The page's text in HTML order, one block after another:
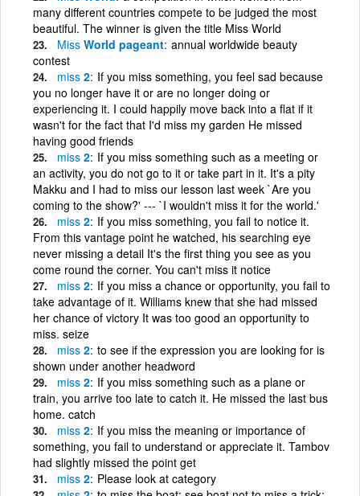
many different countries compete to be judged the most
beautiful. The winner is given the title Miss World
Miss World pageant annual worldwide beauty
contest
miss 2 If you miss something, you feel sad because
you no longer have it or are no longer doing or
experiencing it. I could happily move back into a flat if it
wasn't for the fact that I'd miss my garden He missed
having good friends
miss 2 If you miss something such as a meeting or
an activity, you do not go to it or take part in it. It's a pity
Makku and I had to miss our lesson last week `Are you
coming to the show?' --- `I wouldn't miss it for the world.'
miss 2 If you miss something, you fail to notice it.
From this vantage point he watched, his searching eye
never missing a detail It's the first thing you see as you
come round the corner. You can't miss it notice
miss 2 If you miss a chance or opportunity, you fail to
take advantage of it. Williams knew that she had missed
her chance of victory It was too good an opportunity to
miss. seize
miss 2 to see if the expression you are looking for is
shown under another headword
miss 2 If you miss something such as a plane or
train, you arrive too late to catch it. He missed the last bus
home. catch
miss 2 If you miss the meaning or importance of
something, you fail to understand or appreciate it. Tambov
had slightly missed the point get
miss 2 Please look at category